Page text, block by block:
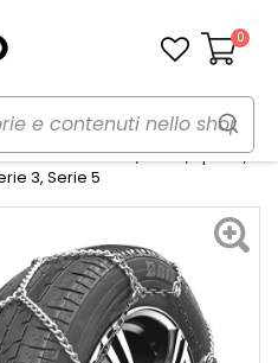
Carrello
0
Catene neve
Alfa Romeo 159, Brera, Spider,
3, Serie 5